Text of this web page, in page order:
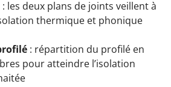
: les deux plans de joints veillent à
thermique et phonique
: répartition du profilé en
pour atteindre l’isolation